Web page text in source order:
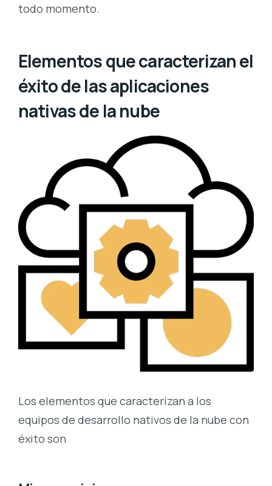
todo momento.
Elementos que caracterizan el
éxito de las aplicaciones
nativas de la nube
Los elementos que caracterizan a los
equipos de desarrollo nativos de la nube con
éxito son